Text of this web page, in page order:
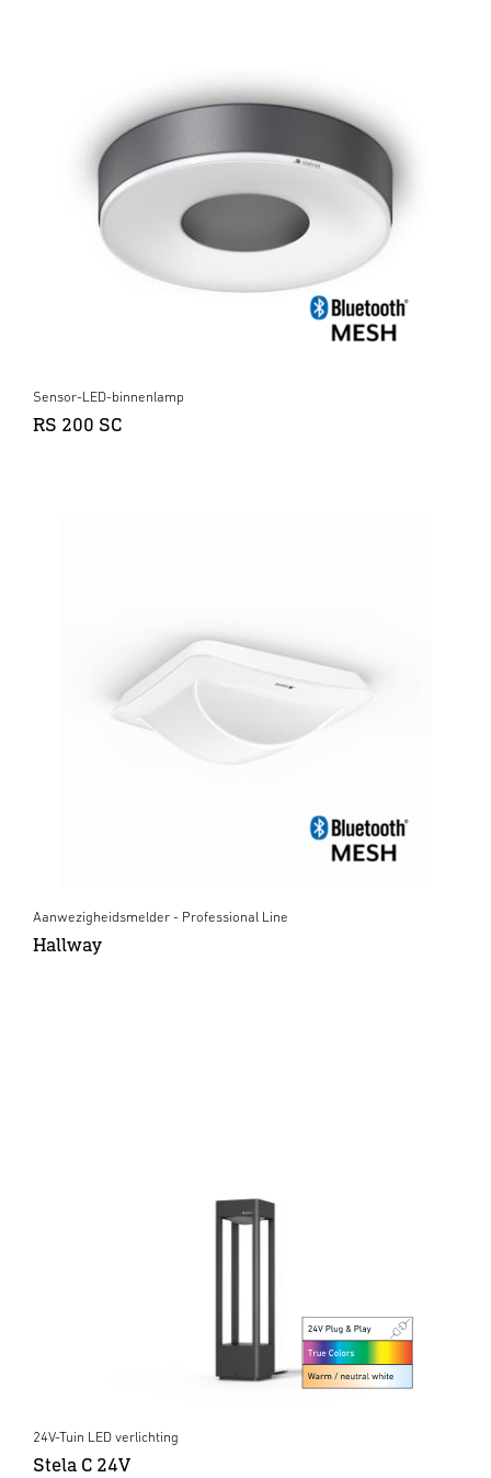
Sensor-LED-binnenlamp
RS 200 SC
Aanwezigheidsmelder - Professional Line
Hallway
24V-Tuin LED verlichting
Stela C 24V